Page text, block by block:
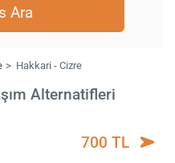
Ara
Hakkari - Cizre
Alternatifleri
700 TL